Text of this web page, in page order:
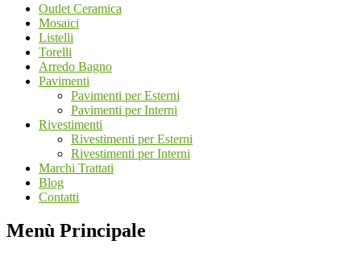
Outlet Ceramica
Mosaici
Listelli
Torelli
Arredo Bagno
Pavimenti
Pavimenti per Esterni
Pavimenti per Interni
Rivestimenti
Rivestimenti per Esterni
Rivestimenti per Interni
Marchi Trattati
Blog
Contatti
Menù Principale